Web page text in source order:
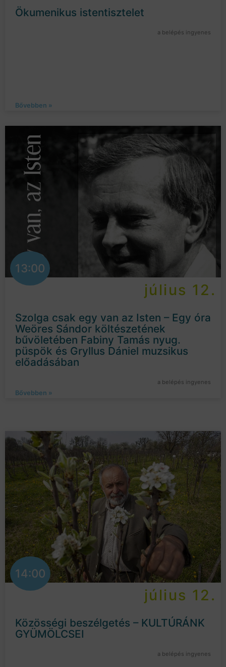
Ökumenikus istentisztelet
a belépés ingyenes
Bővebben »
13:00
július 12.
Szolga csak egy van az Isten – Egy óra
Weöres Sándor költészetének
bűvöletében Fabiny Tamás nyug.
püspök és Gryllus Dániel muzsikus
előadásában
a belépés ingyenes
Bővebben »
14:00
július 12.
Közösségi beszélgetés – KULTÚRÁNK
GYÜMÖLCSEI
a belépés ingyenes